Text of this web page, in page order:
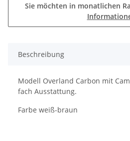
Sie möchten in monatlichen
Beschreibung
Modell Overland Carbon mit
fach Ausstattung.
Farbe weiß-braun